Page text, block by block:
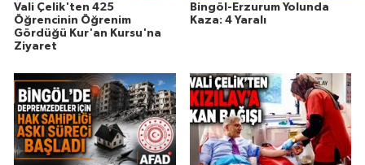
Vali Çelik'ten 425
Öğrencinin Öğrenim
Gördüğü Kur'an Kursu'na
Ziyaret
Bingöl-Erzurum Yolunda
Kaza: 4 Yaralı